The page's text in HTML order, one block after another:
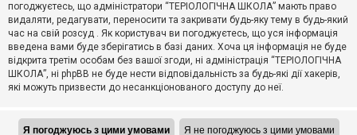
Д
о
п
о
м
погоджуєтесь, що адміністратори “ТЕРІОЛОГІЧНА ШКОЛА” мають право
видаляти, редагувати, переносити та закривати будь-яку тему в будь-який
час на свій розсуд . Як користувач ви погоджуєтесь, що уся інформація
введена вами буде зберігатись в базі даних. Хоча ця інформація не буде
відкрита третім особам без вашої згоди, ні адміністрація “ТЕРІОЛОГІЧНА
ШКОЛА”, ні phpBB не буде нести відповідальність за будь-які дії хакерів,
які можуть призвести до несанкціонованого доступу до неї.